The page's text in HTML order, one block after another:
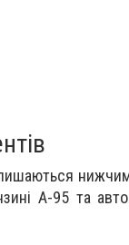
А-95 та